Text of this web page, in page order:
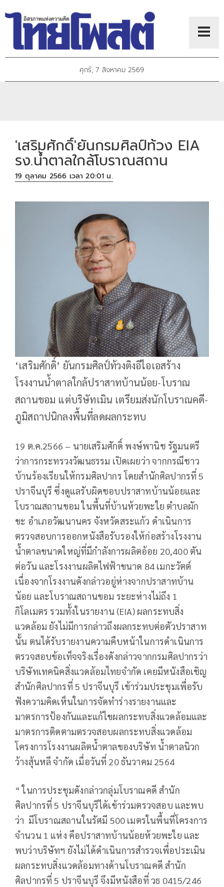
ศุกร์, 7 สิงหาคม 2569
'เสริมศักดิ์'ยันกรมศิลป์ท้วง EIA
รง.น้ำตาลใกล้โบราณสถาน
19 ตุลาคม 2566 เวลา 20:01 น.
‘เสริมศักดิ์’ ยันกรมศิลป์ท้วงติงอีไอเอสร้าง
โรงงานน้ำตาลใกล้ปราสาทบ้านน้อย-โบราณ
สถานขอม แต่บริษัทเมิน เตรียมส่งนักโบราณคดี-
ภูมิสถาปนิกลงพื้นที่ลดผลกระทบ
19 ต.ค.2566 – นายเสริมศักดิ์ พงษ์พานิช รัฐมนตรี
ว่าการกระทรวงวัฒนธรรม เปิดเผยว่า จากกรณีชาว
บ้านร้องเรียนให้กรมศิลปากร โดยสำนักศิลปากรที่ 5
ปราจีนบุรี ซึ่งดูแลรับผิดชอบปราสาทบ้านน้อยและ
โบราณสถานขอม ในพื้นที่บ้านห้วยพะใย ตำบลผัก
ขะ อำเภอวัฒนานคร จังหวัดสระแก้ว ดำเนินการ
ตรวจสอบการออกหนังสือรับรองให้ก่อสร้างโรงงาน
น้ำตาลขนาดใหญ่ที่มีกำลังการผลิตอ้อย 20,400 ตัน
ต่อวัน และโรงงานผลิตไฟฟ้าขนาด 84 เมกะวัตต์
เนื่องจากโรงงานดังกล่าวอยู่ห่างจากปราสาทบ้าน
น้อย และโบราณสถานขอม ระยะห่างไม่ถึง 1
กิโลเมตร รวมทั้งในรายงาน (EIA) ผลกระทบสิ่ง
แวดล้อม ยังไม่มีการกล่าวถึงผลกระทบต่อตัวปราสาท
นั้น ตนได้รับรายงานความคืบหน้าในการดำเนินการ
ตรวจสอบข้อเท็จจริงเรื่องดังกล่าวจากกรมศิลปากรว่า
บริษัทเทคนิคสิ่งแวดล้อมไทยจำกัด เคยมีหนังสือเชิญ
สำนักศิลปากรที่ 5 ปราจีนบุรี เข้าร่วมประชุมเพื่อรับ
ฟังความคิดเห็นในการจัดทำร่างรายงานและ
มาตรการป้องกันและแก้ไขผลกระทบสิ่งแวดล้อมและ
มาตรการติดตามตรวจสอบผลกระทบสิ่งแวดล้อม
โครงการโรงงานผลิตน้ำตาลของบริษัท น้ำตาลนิวก
ว้างสุ้นหลี จำกัด เมื่อวันที่ 20 ธันวาคม 2564
“ ในการประชุมดังกล่าวกลุ่มโบราณคดี สำนัก
ศิลปากรที่ 5 ปราจีนบุรีได้เข้าร่วมตรวจสอบ และพบ
ว่า มีโบราณสถานในรัศมี 500 เมตรในพื้นที่โครงการ
จำนวน 1 แห่ง คือปราสาทบ้านน้อยห้วยพะใย และ
พบว่าบริษัทฯ ยังไม่ได้ดำเนินการสำรวจเพื่อประเมิน
ผลกระทบสิ่งแวดล้อมทางด้านโบราณคดี สำนัก
ศิลปากรที่ 5 ปราจีนบุรี จึงมีหนังสือที่ วธ 0415/246